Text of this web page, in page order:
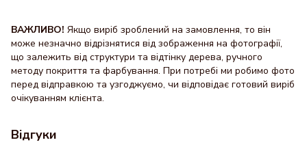
ВАЖЛИВО! Якщо виріб зроблений на замовлення, то він
може незначно відрізнятися від зображення на фотографії,
що залежить від структури та відтінку дерева, ручного
методу покриття та фарбування. При потребі ми робимо фото
перед відправкою та узгоджуємо, чи відповідає готовий виріб
очікуванням клієнта.
Відгуки